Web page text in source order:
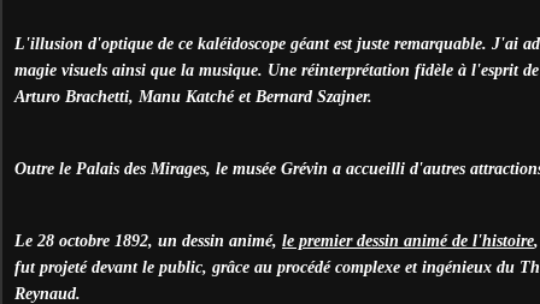
L'illusion d'optique de ce kaléidoscope géant est juste remarquable. J'ai
magie visuels ainsi que la musique. Une réinterprétation fidèle à l'esprit
Arturo Brachetti, Manu Katché et Bernard Szajner.
Outre le Palais des Mirages, le musée Grévin a accueilli d'autres
Le 28 octobre 1892, un dessin animé, le premier dessin animé de l'histoire
fut projeté devant le public, grâce au procédé complexe et ingénieux du
Reynaud.